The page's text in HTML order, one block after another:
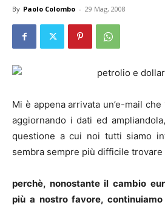
By Paolo Colombo - 29 Mag, 2008
Mi è appena arrivata un’e-mail
aggiornando i dati ed
questione a cui noi tutti siamo
sembra sempre più difficile trovare
perchè, nonostante il cambio
più a nostro favore,